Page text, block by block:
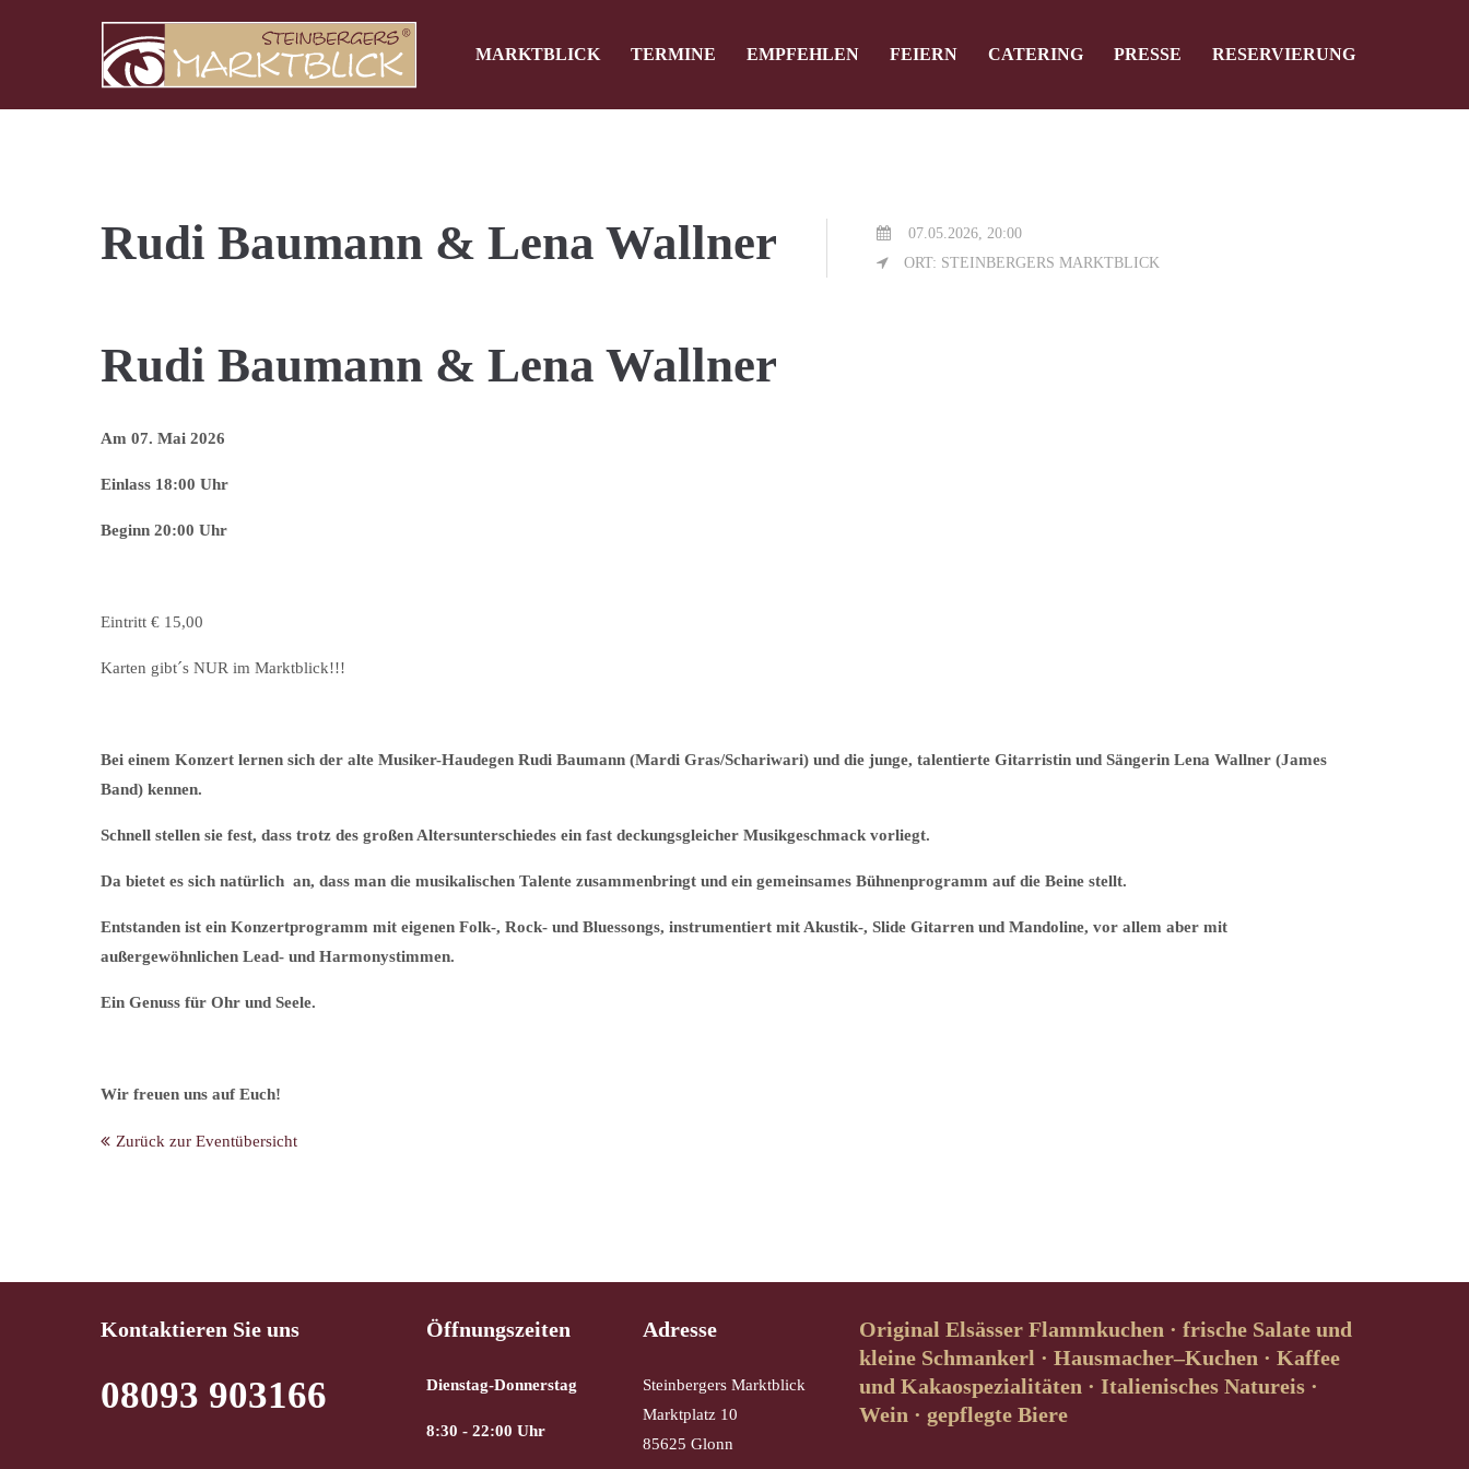
Der Eintrag "offcanvas-col1" existiert leider
nicht.
Der Eintrag "offcanvas-col2" existiert leider
Der Eintrag "offcanvas-col3" existiert leider
MARKTBLICK TERMINE EMPFEHLEN FEIERN CATERING PRESSE RESERVIERUNG
Rudi Baumann & Lena Wallner
07.05.2026, 20:00
ORT: STEINBERGERS MARKTBLICK
Rudi Baumann & Lena Wallner
Am 07. Mai 2026
Einlass 18:00 Uhr
Beginn 20:00 Uhr
Eintritt € 15,00
Karten gibt´s NUR im Marktblick!!!
Bei einem Konzert lernen sich der alte Musiker-Haudegen Rudi Baumann (Mardi Gras/Schariwari) und die junge, talentierte Gitarristin und Sängerin Lena Wallner (James
Band) kennen.
Schnell stellen sie fest, dass trotz des großen Altersunterschiedes ein fast deckungsgleicher Musikgeschmack vorliegt.
Da bietet es sich natürlich an, dass man die musikalischen Talente zusammenbringt und ein gemeinsames Bühnenprogramm auf die Beine stellt.
Entstanden ist ein Konzertprogramm mit eigenen Folk-, Rock- und Bluessongs, instrumentiert mit Akustik-, Slide Gitarren und Mandoline, vor allem aber mit
außergewöhnlichen Lead- und Harmonystimmen.
Ein Genuss für Ohr und Seele.
Wir freuen uns auf Euch!
Zurück zur Eventübersicht
Kontaktieren Sie uns
08093 903166
Öffnungszeiten
Dienstag-Donnerstag
8:30 - 22:00 Uhr
Adresse
Steinbergers Marktblick
Marktplatz 10
85625 Glonn
Original Elsässer Flammkuchen · frische Salate und
kleine Schmankerl · Hausmacher–Kuchen · Kaffee
und Kakaospezialitäten · Italienisches Natureis ·
Wein · gepflegte Biere